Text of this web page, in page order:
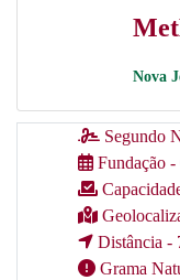
Nova
Segundo
Fundação
Distância -
Grama